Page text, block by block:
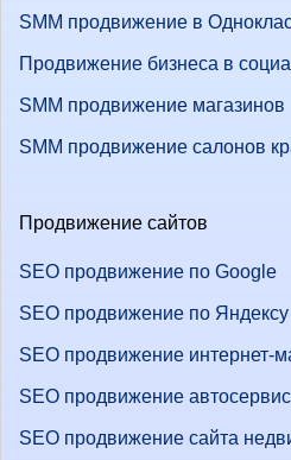
SMM продвижение в
Продвижение бизнеса в
SMM продвижение магазинов
SMM продвижение салонов
Продвижение сайтов
SEO продвижение по Google
SEO продвижение по Яндексу
SEO продвижение интернет-
SEO продвижение
SEO продвижение сайта